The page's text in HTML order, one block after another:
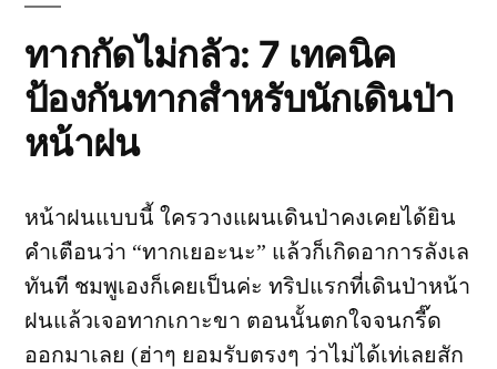
ทากกัดไม่กลัว: 7 เทคนิค
ป้องกันทากสำหรับนักเดินป่า
หน้าฝน
หน้าฝนแบบนี้ ใครวางแผนเดินป่าคงเคยได้ยิน
คำเตือนว่า “ทากเยอะนะ” แล้วก็เกิดอาการลังเล
ทันที ชมพูเองก็เคยเป็นค่ะ ทริปแรกที่เดินป่าหน้า
ฝนแล้วเจอทากเกาะขา ตอนนั้นตกใจจนกรี๊ด
ออกมาเลย (ฮ่าๆ ยอมรับตรงๆ ว่าไม่ได้เท่เลยสัก